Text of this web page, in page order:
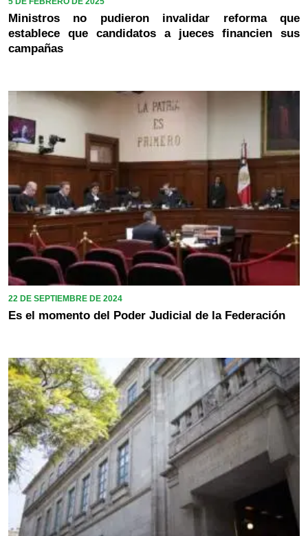
Ministros no pudieron invalidar reforma que
establece que candidatos a jueces financien sus
campañas
22 DE SEPTIEMBRE DE 2024
Es el momento del Poder Judicial de la Federación